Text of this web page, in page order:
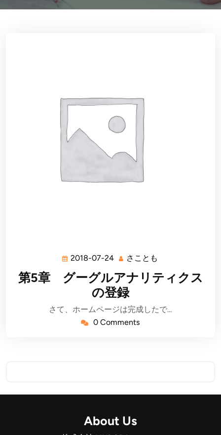
2018-07-24 2018-
24
さことも
と
第5章 グーグルアナリティクス
の登録
さて、ホームページは完成したで…
0 Comments
About Us